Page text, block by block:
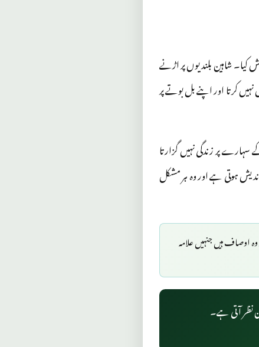
کیا۔ شاہین بلندیوں پر اڑنے
نہیں کرتا اور اپنے بل بوتے پر
پر زندگی نہیں گزارتا
ہوتی ہے اور وہ ہر مشکل
وہ اوصاف ہیں جنہیں علامہ
نظر آتی ہے۔